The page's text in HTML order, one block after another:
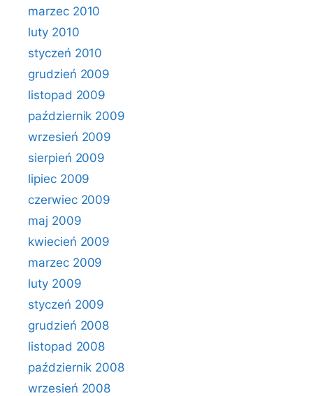
marzec 2010
luty 2010
styczeń 2010
grudzień 2009
listopad 2009
październik 2009
wrzesień 2009
sierpień 2009
lipiec 2009
czerwiec 2009
maj 2009
kwiecień 2009
marzec 2009
luty 2009
styczeń 2009
grudzień 2008
listopad 2008
październik 2008
wrzesień 2008